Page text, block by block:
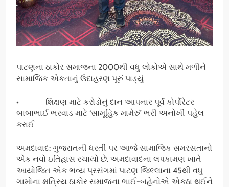
પાટણના ઠાકોર સમાજના 2000થી વધુ લોકોએ સાથે મળીને
સામાજિક એકતાનું ઉદાહરણ પૂરું પાડ્યું
• શિક્ષણ માટે કરોડોનું દાન આપનાર પૂર્વ કોર્પોરેટર
બાબાભાઈ ભરવાડ માટે ‘સામૂહિક મામેરું’ ભરી અનોખી પહેલ
કરાઈ
અમદાવાદ: ગુજરાતની ધરતી પર આજે સામાજિક સમરસતાનો
એક નવો ઇતિહાસ રચાયો છે. અમદાવાદના લપકામણ ખાતે
આયોજિત એક ભવ્ય પ્રસંગમાં પાટણ જિલ્લાના 45થી વધુ
ગામોના ક્ષત્રિય ઠાકોર સમાજના ભાઈ-બહેનોએ એકઠા થઈને